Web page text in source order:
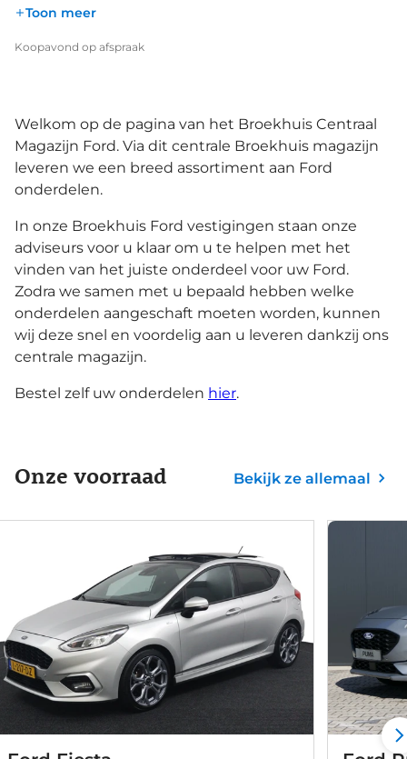
Toon meer
Koopavond op afspraak
Welkom op de pagina van het Broekhuis Centraal
Magazijn Ford. Via dit centrale Broekhuis magazijn
leveren we een breed assortiment aan Ford
onderdelen.
In onze Broekhuis Ford vestigingen staan onze
adviseurs voor u klaar om u te helpen met het
vinden van het juiste onderdeel voor uw Ford.
Zodra we samen met u bepaald hebben welke
onderdelen aangeschaft moeten worden, kunnen
wij deze snel en voordelig aan u leveren dankzij ons
centrale magazijn.
Bestel zelf uw onderdelen hier.
Onze voorraad Bekijk ze allemaal